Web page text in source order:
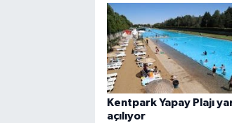
Kentpark Yapay Plajı
açılıyor